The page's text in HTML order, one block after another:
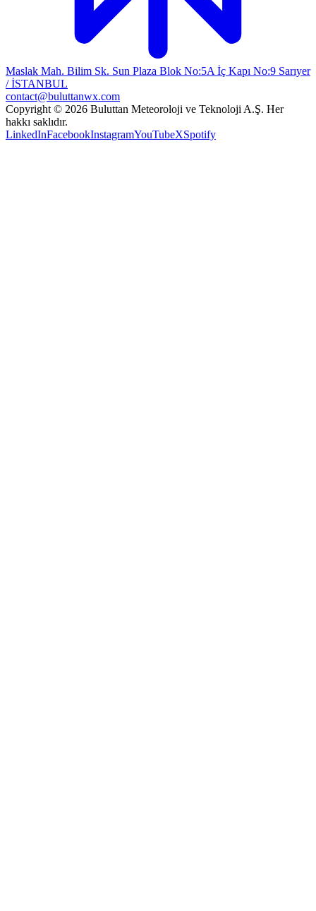
Maslak Mah. Bilim Sk. Sun Plaza Blok No:5A İç Kapı No:9 Sarıyer
/ İSTANBUL
contact@buluttanwx.com
Copyright © 2026 Buluttan Meteoroloji ve Teknoloji A.Ş. Her
hakkı saklıdır.
LinkedInFacebookInstagramYouTubeXSpotify